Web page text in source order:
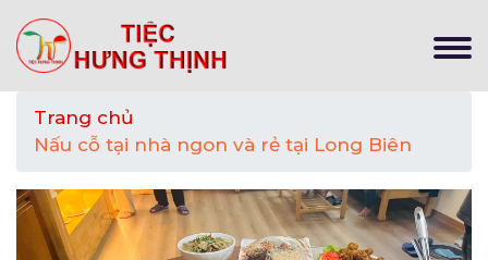
Trang chủ
Nấu cỗ tại nhà ngon và rẻ tại Long Biên